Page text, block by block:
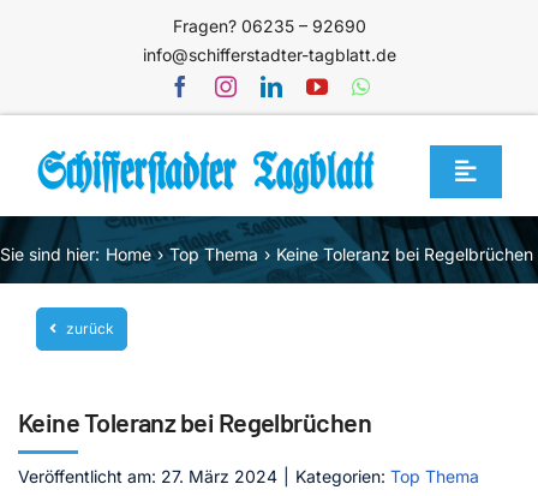
Fragen? 06235 – 92690
info@schifferstadter-tagblatt.de
Toggle
Home
Themen
Blog
Service
Mediathek
Sie sind hier: Home Top Thema Keine Toleranz bei Regelbrüchen
zurück
Keine Toleranz bei Regelbrüchen
Veröffentlicht am: 27. März 2024 Kategorien: Top Thema